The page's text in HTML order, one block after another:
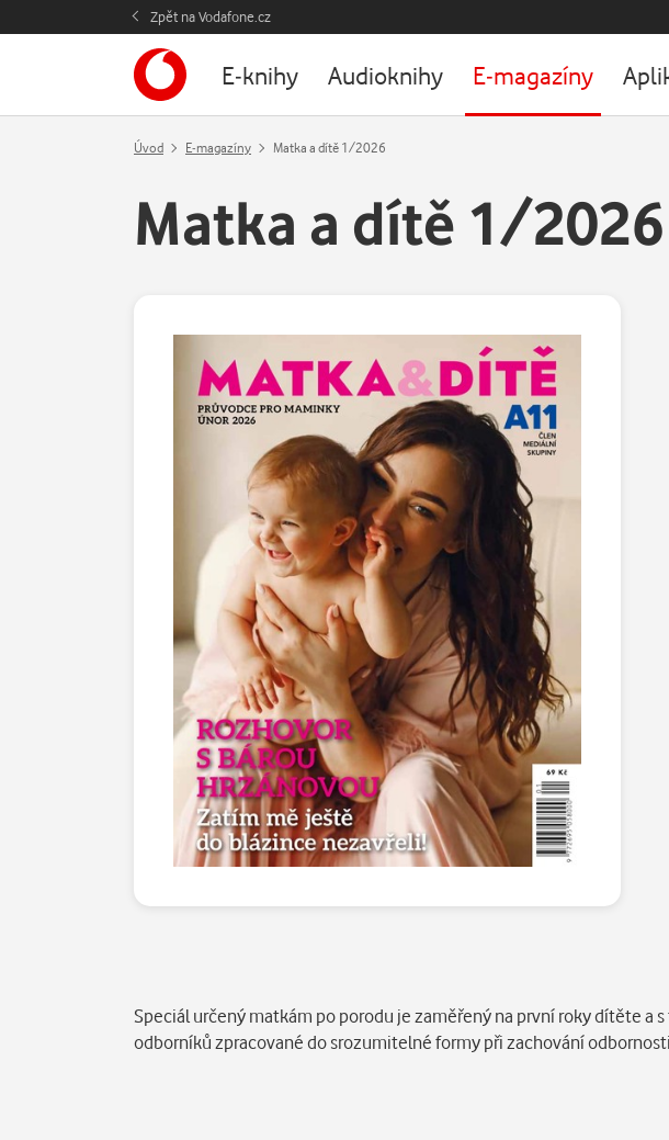
Zpět na Vodafone.cz
E-knihy Audioknihy E-magazíny
Úvod E-magazíny Matka a dítě 1/2026
Matka a dítě 1/2026
Speciál určený matkám po porodu je zaměřený na první roky dítěte
odborníků zpracované do srozumitelné formy při zachování